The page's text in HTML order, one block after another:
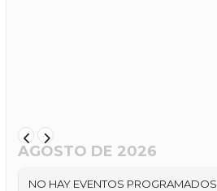
AGOSTO DE 2026
NO HAY EVENTOS PROGRAMADOS